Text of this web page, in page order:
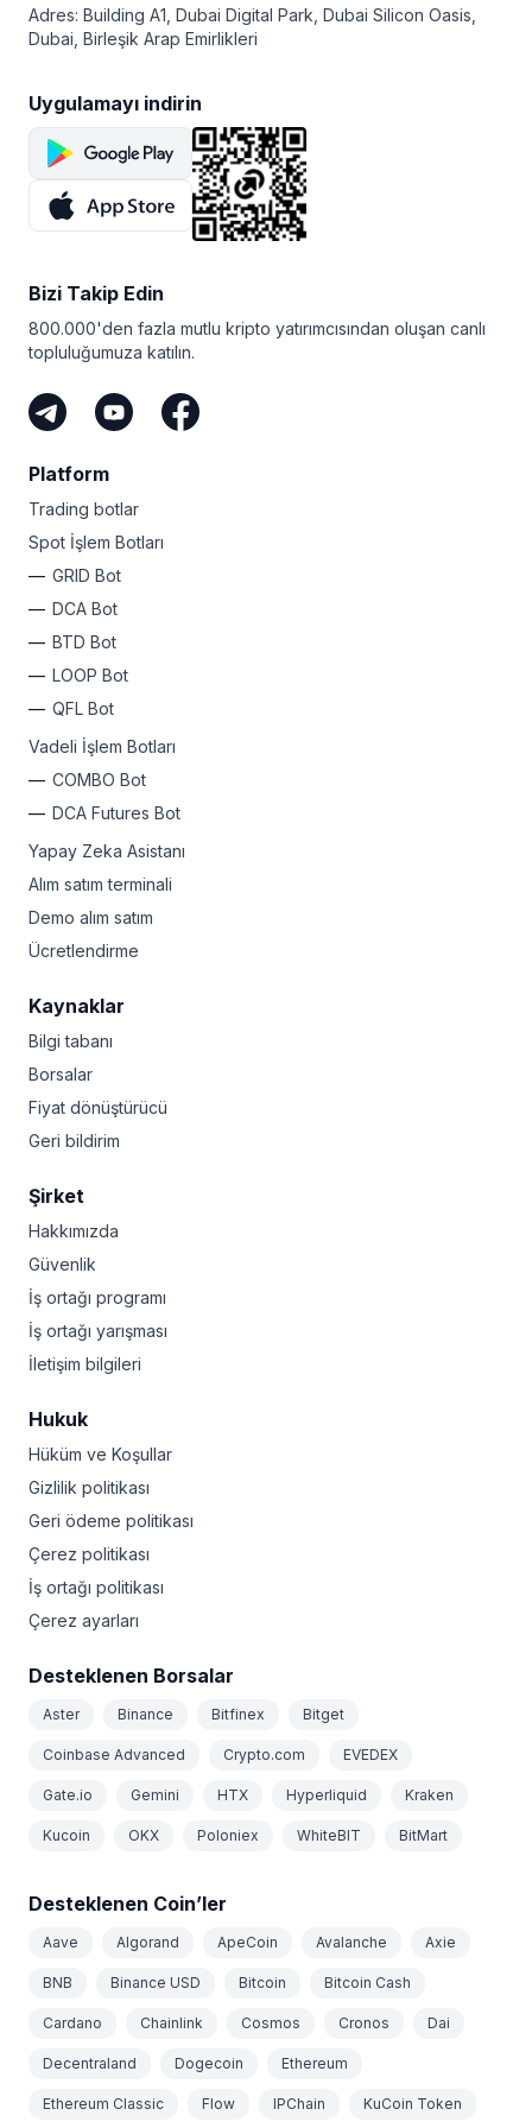
Adres: Building A1, Dubai Digital Park, Dubai Silicon Oasis,
Dubai, Birleşik Arap Emirlikleri
Uygulamayı indirin
Bizi Takip Edin
800.000'den fazla mutlu kripto yatırımcısından oluşan canlı
topluluğumuza katılın.
Platform
Trading botlar
Spot İşlem Botları
GRID Bot
DCA Bot
BTD Bot
LOOP Bot
QFL Bot
Vadeli İşlem Botları
COMBO Bot
DCA Futures Bot
Yapay Zeka Asistanı
Alım satım terminali
Demo alım satım
Ücretlendirme
Kaynaklar
Bilgi tabanı
Borsalar
Fiyat dönüştürücü
Geri bildirim
Şirket
Hakkımızda
Güvenlik
İş ortağı programı
İş ortağı yarışması
İletişim bilgileri
Hukuk
Hüküm ve Koşullar
Gizlilik politikası
Geri ödeme politikası
Çerez politikası
İş ortağı politikası
Çerez ayarları
Desteklenen Borsalar
Aster Binance Bitfinex Bitget
Coinbase Advanced Crypto.com EVEDEX
Gate.io Gemini HTX Hyperliquid Kraken
Kucoin OKX Poloniex WhiteBIT BitMart
Desteklenen Coin’ler
Aave Algorand ApeCoin Avalanche Axie
BNB Binance USD Bitcoin Bitcoin Cash
Cardano Chainlink Cosmos Cronos Dai
Decentraland Dogecoin Ethereum
Ethereum Classic Flow IPChain KuCoin Token